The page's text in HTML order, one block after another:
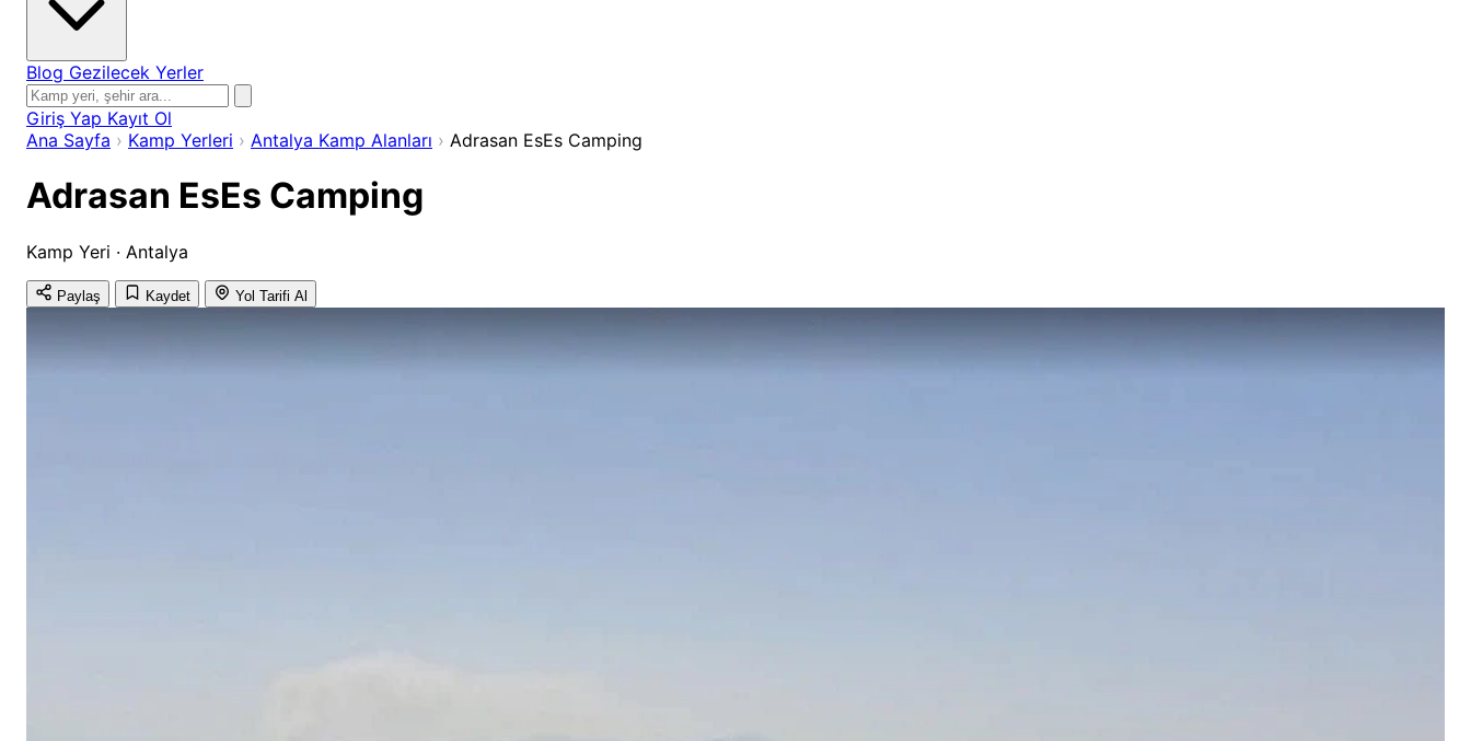
Blog Gezilecek Yerler
Giriş Yap Kayıt Ol
Ana Sayfa › Kamp Yerleri › Antalya Kamp Alanları › Adrasan EsEs Camping
Adrasan EsEs Camping
Kamp Yeri · Antalya
Paylaş Kaydet Yol Tarifi Al